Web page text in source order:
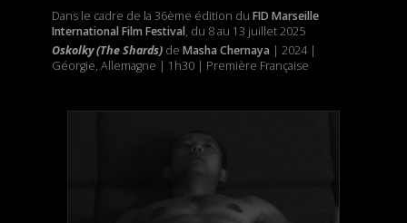
Dans le cadre de la 36ème édition du FID Marseille
International Film Festival, du 8 au 13 juillet 2025
Oskolky (The Shards)de Masha Chernaya | 2024 |
Géorgie, Allemagne | 1h30 | Première Française